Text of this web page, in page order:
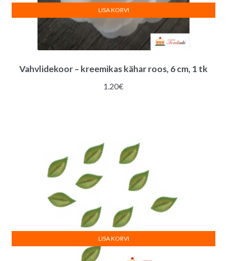
Vahvlidekoor – kreemikas kähar roos, 6 cm, 1 tk
1.20€
LISA KORVI
LISA KORVI